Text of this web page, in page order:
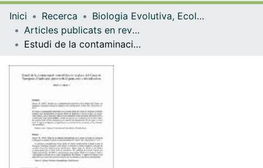
Navega per tot el DD
Com publicar
Inici Recerca
Biologia Evolutiva, Ecologia i Ciències Ambientals
Articles publicats en revistes (Biologia Evolutiva, Ecologia i Ciències Ambientals)
Estudi de la contaminacio atmosferica de la plana del camp de Tarragona (Catalunya) prenent els liquens com a bioindicadors